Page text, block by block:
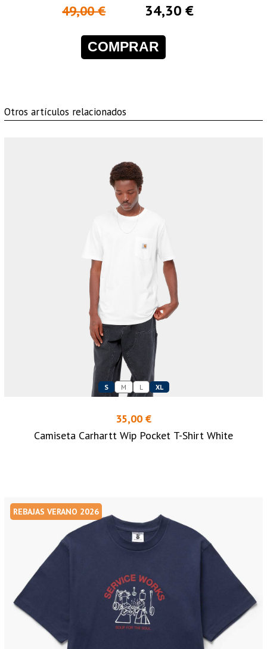
49,00 € 34,30 €
COMPRAR
Otros artículos relacionados
S M L XL
35,00 €
Camiseta Carhartt Wip Pocket T-Shirt White
REBAJAS VERANO 2026